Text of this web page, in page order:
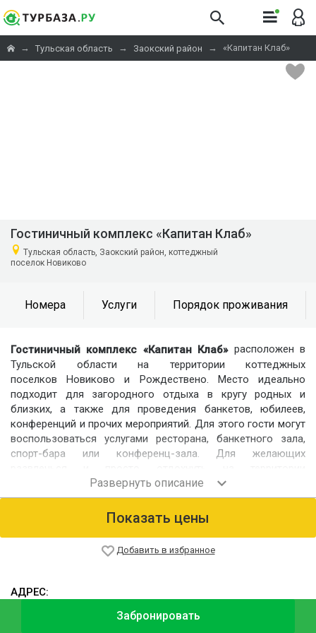
→ Тульская область → Заокский район → «Капитан Клаб»
Гостиничный комплекс «Капитан Клаб»
Тульская область, Заокский район, коттеджный
поселок Новиково
Номера Услуги Порядок проживания
Гостиничный комплекс «Капитан Клаб»расположен в
Тульской области на территории коттеджных
поселков Новиково и Рождествено. Место идеально
подходит для загородного отдыха в кругу родных и
близких, а также для проведения банкетов, юбилеев,
конференций и прочих мероприятий. Для этого гости могут
воспользоваться услугами ресторана, банкетного зала,
спорт-бара или конференц-зала. Для желающих
расположено множество игровых площадок, контактный
зоопарк, пляж, детские зоны и полноценный фитнес-центр
для укрепления и поддержания здоровья гостей.
Номерной фонд
Для размещения гостей предлагаются следующие
комфортабельные апартаменты на 2-4 человека с
оборудованной кухней;
коттеджи класса «люкс» на 4-6 человек со всеми
Показать цены
Добавить в избранное
АДРЕС:
Забронировать